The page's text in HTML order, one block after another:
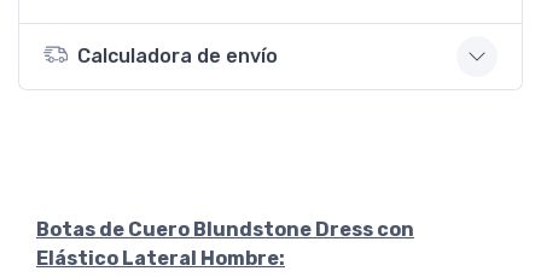
Calculadora de envío
Botas de Cuero Blundstone Dress con
Elástico Lateral Hombre: